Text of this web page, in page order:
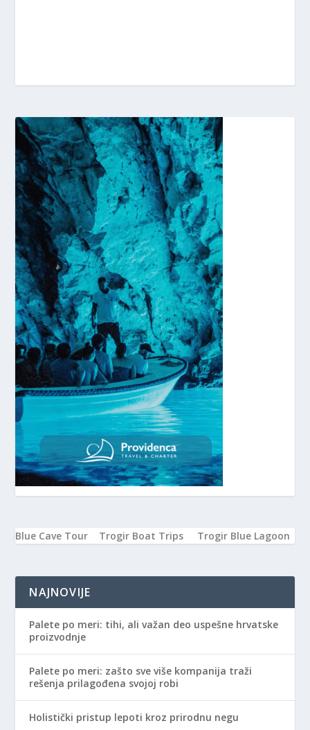
Blue Cave Tour Trogir Boat Trips Trogir Blue Lagoon
NAJNOVIJE
Palete po meri: tihi, ali važan deo uspešne hrvatske
proizvodnje
Palete po meri: zašto sve više kompanija traži
rešenja prilagođena svojoj robi
Holistički pristup lepoti kroz prirodnu negu